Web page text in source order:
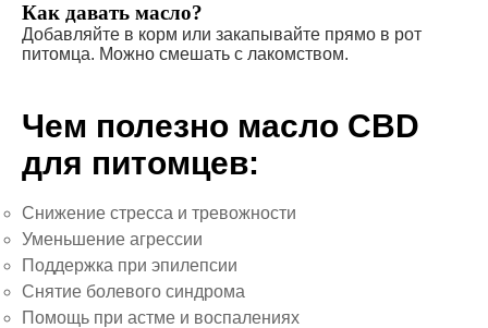
Как давать масло?
Добавляйте в корм или закапывайте прямо в рот
питомца. Можно смешать с лакомством.
Чем полезно масло CBD
для питомцев:
Снижение стресса и тревожности
Уменьшение агрессии
Поддержка при эпилепсии
Снятие болевого синдрома
Помощь при астме и воспалениях
Где купить CBD